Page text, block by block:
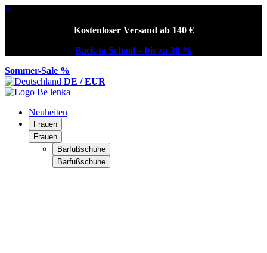
×
Kostenloser Versand ab 140 €
Back to School – bis zu 30 %
Sommer-Sale %
DE / EUR
Neuheiten
Frauen
Frauen
Barfußschuhe
Barfußschuhe